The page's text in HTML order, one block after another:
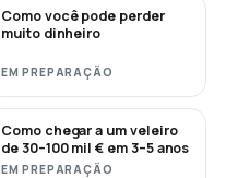
EM BREVE
Como você pode perder
muito dinheiro
EM PREPARAÇÃO
NOVO
Como chegar a um veleiro
de 30–100 mil € em 3–5 anos
EM PREPARAÇÃO